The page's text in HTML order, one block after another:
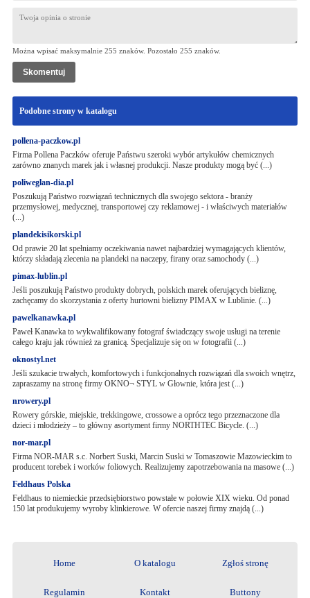
Można wpisać maksymalnie 255 znaków. Pozostało 255 znaków.
Podobne strony w katalogu
pollena-paczkow.pl
Firma Pollena Paczków oferuje Państwu szeroki wybór artykułów chemicznych
zarówno znanych marek jak i własnej produkcji. Nasze produkty mogą być (...)
poliweglan-dia.pl
Poszukują Państwo rozwiązań technicznych dla swojego sektora - branży
przemysłowej, medycznej, transportowej czy reklamowej - i właściwych materiałów
(...)
plandekisikorski.pl
Od prawie 20 lat spełniamy oczekiwania nawet najbardziej wymagających klientów,
którzy składają zlecenia na plandeki na naczepy, firany oraz samochody (...)
pimax-lublin.pl
Jeśli poszukują Państwo produkty dobrych, polskich marek oferujących bieliznę,
zachęcamy do skorzystania z oferty hurtowni bielizny PIMAX w Lublinie. (...)
pawelkanawka.pl
Paweł Kanawka to wykwalifikowany fotograf świadczący swoje usługi na terenie
całego kraju jak również za granicą. Specjalizuje się on w fotografii (...)
oknostyl.net
Jeśli szukacie trwałych, komfortowych i funkcjonalnych rozwiązań dla swoich wnętrz,
zapraszamy na stronę firmy OKNO¬ STYL w Głownie, która jest (...)
nrowery.pl
Rowery górskie, miejskie, trekkingowe, crossowe a oprócz tego przeznaczone dla
dzieci i młodzieży – to główny asortyment firmy NORTHTEC Bicycle. (...)
nor-mar.pl
Firma NOR-MAR s.c. Norbert Suski, Marcin Suski w Tomaszowie Mazowieckim to
producent torebek i worków foliowych. Realizujemy zapotrzebowania na masowe (...)
Feldhaus Polska
Feldhaus to niemieckie przedsiębiorstwo powstałe w połowie XIX wieku. Od ponad
150 lat produkujemy wyroby klinkierowe. W ofercie naszej firmy znajdą (...)
Home O katalogu Zgłoś stronę
Regulamin Kontakt Buttony